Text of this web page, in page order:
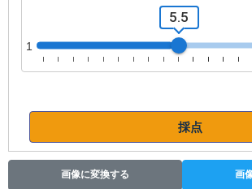
1
5.5
採点
画像に変換する 画